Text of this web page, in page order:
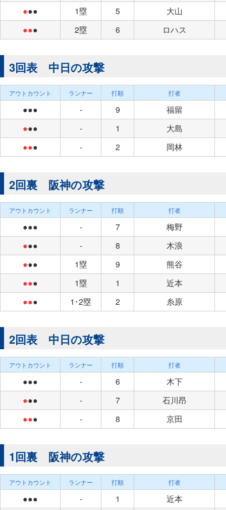
●●● 1塁 5
大山
●●● 2塁 6 ロハス
3回表 中日の攻撃
アウトカウント ランナー 打順 打者
●●● - 9
福留
●●● - 1
大島
●●● - 2 岡林
2回裏 阪神の攻撃
アウトカウント ランナー 打順 打者
●●● - 7
梅野
●●● - 8
木浪
●●● 1塁 9
熊谷
●●● 1塁 1
近本
●●● 1･2塁 2 糸原
2回表 中日の攻撃
アウトカウント ランナー 打順 打者
●●● - 6
木下
●●● - 7
石川昂
●●● - 8 京田
1回裏 阪神の攻撃
アウトカウント ランナー 打順 打者
●●● - 1
近本